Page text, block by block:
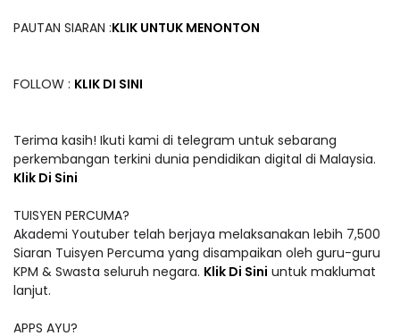
PAUTAN SIARAN :KLIK UNTUK MENONTON
FOLLOW : KLIK DI SINI
Terima kasih! Ikuti kami di telegram untuk sebarang
perkembangan terkini dunia pendidikan digital di Malaysia.
Klik Di Sini
TUISYEN PERCUMA?
Akademi Youtuber telah berjaya melaksanakan lebih 7,500
Siaran Tuisyen Percuma yang disampaikan oleh guru-guru
KPM & Swasta seluruh negara. Klik Di Sini untuk maklumat
lanjut.
APPS AYU?